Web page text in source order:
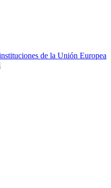
de la Unión Europea